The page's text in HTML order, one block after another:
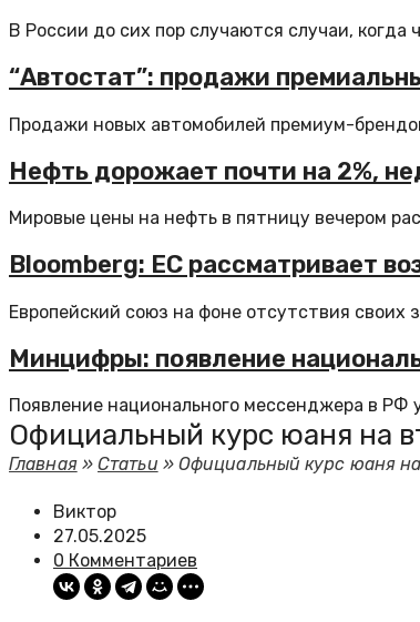
В России до сих пор случаются случаи, когда
“Автостат”: продажи
Продажи новых автомобилей премиум-
Нефть дорожает почти на 2%,
Мировые цены на нефть в пятницу вечером
Bloomberg: ЕС рассматривает
Европейский союз на фоне отсутствия своих
Минцифры: появление
Появление национального мессенджера в РФ
Официальный курс юаня на
Главная»Статьи » Официальный курс юаня на
Виктор
27.05.2025
0 Комментариев